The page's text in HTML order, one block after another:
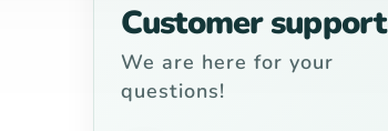
Customer support
We are here for your
questions!